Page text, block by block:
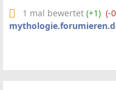
1 mal bewertet (+1) (-